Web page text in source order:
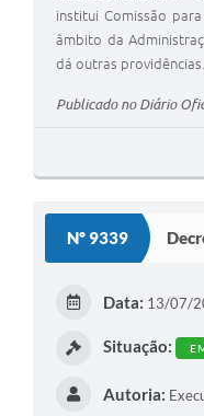
institui Comissão
âmbito da
dá outras providências.
Publicado no Diário
Nº 9339
Data: 13/07/
Situação:
Autoria: